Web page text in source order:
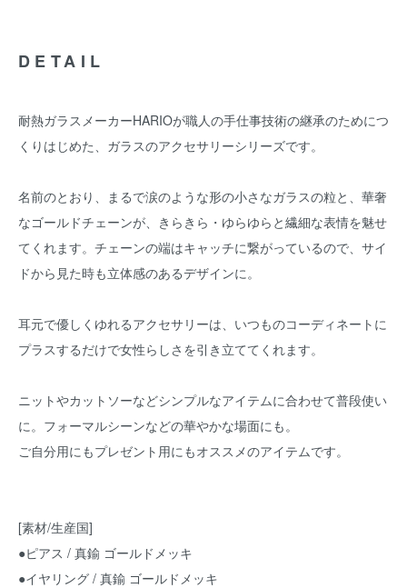
DETAIL
耐熱ガラスメーカーHARIOが職人の手仕事技術の継承のためにつ
くりはじめた、ガラスのアクセサリーシリーズです。
名前のとおり、まるで涙のような形の小さなガラスの粒と、華奢
なゴールドチェーンが、きらきら・ゆらゆらと繊細な表情を魅せ
てくれます。チェーンの端はキャッチに繋がっているので、サイ
ドから見た時も立体感のあるデザインに。
耳元で優しくゆれるアクセサリーは、いつものコーディネートに
プラスするだけで女性らしさを引き立ててくれます。
ニットやカットソーなどシンプルなアイテムに合わせて普段使い
に。フォーマルシーンなどの華やかな場面にも。
ご自分用にもプレゼント用にもオススメのアイテムです。
[素材/生産国]
●ピアス / 真鍮 ゴールドメッキ
●イヤリング / 真鍮 ゴールドメッキ